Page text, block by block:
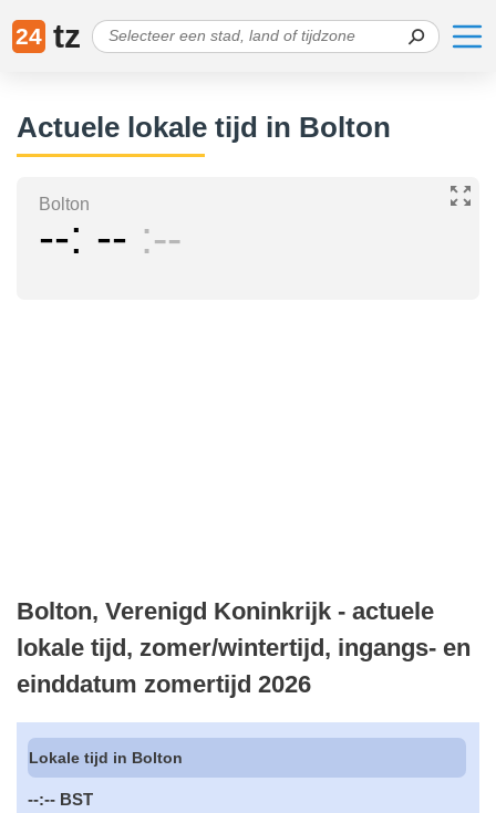
24 tz
Actuele lokale tijd in Bolton
Bolton
-- -- --
Bolton, Verenigd Koninkrijk - actuele
lokale tijd, zomer/wintertijd, ingangs- en
einddatum zomertijd 2026
Lokale tijd in Bolton
--:-- BST